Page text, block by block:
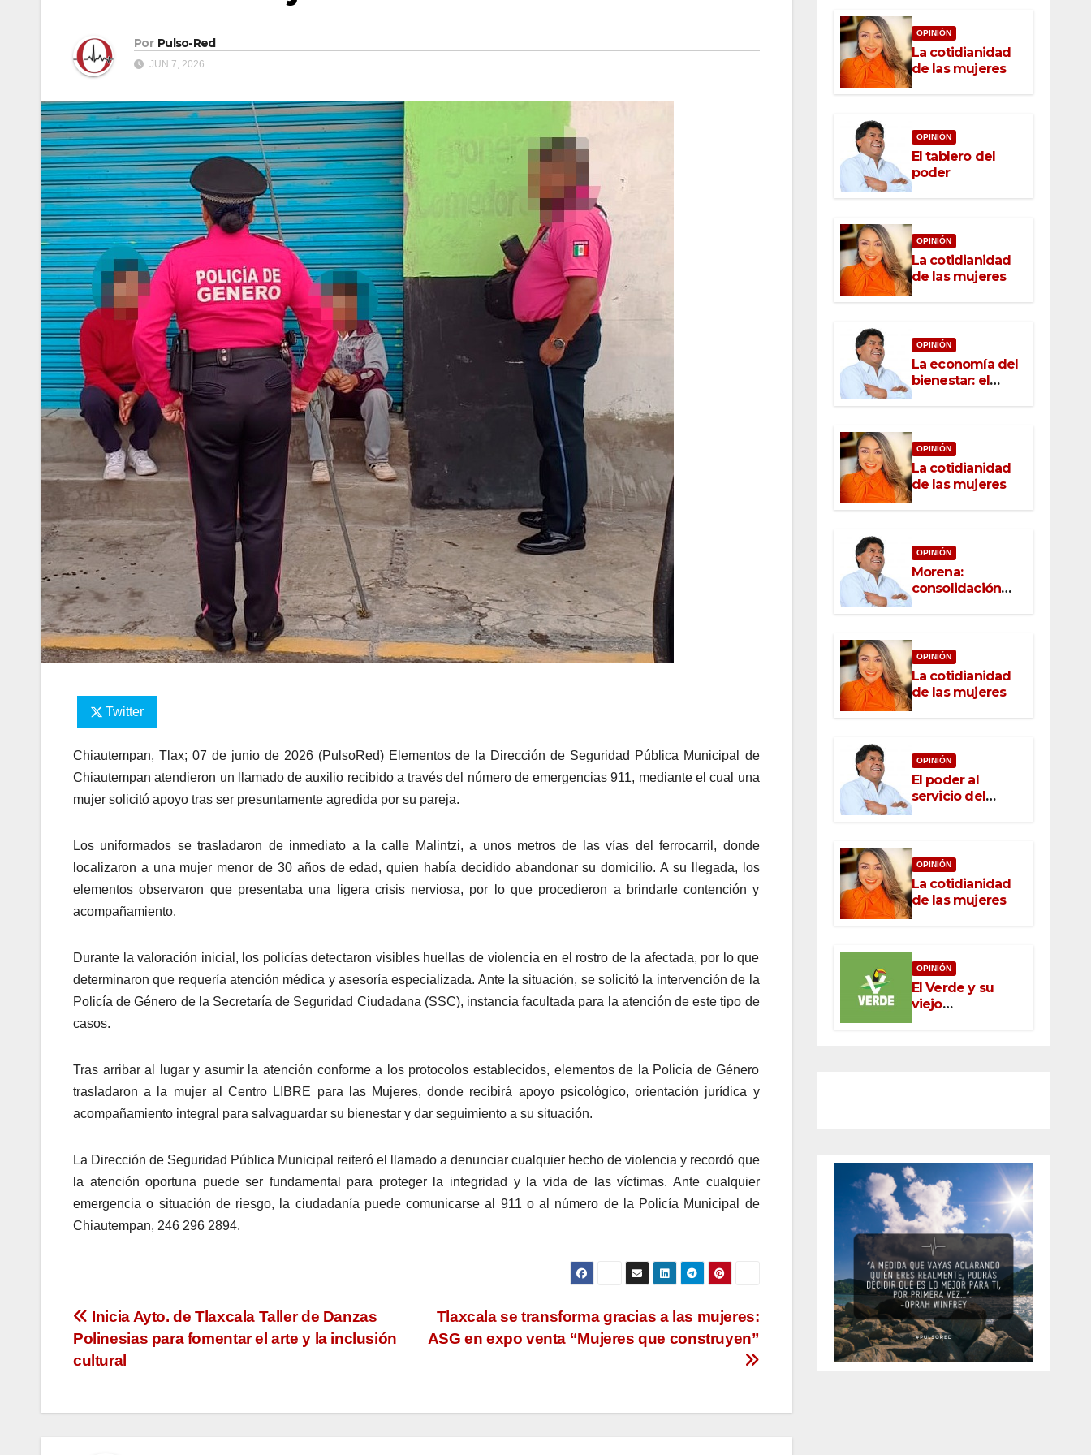
Por Pulso-Red
JUN 7, 2026
Twitter
Chiautempan, Tlax; 07 de junio de 2026 (PulsoRed) Elementos de la Dirección de Seguridad Pública Municipal de
Chiautempan atendieron un llamado de auxilio recibido a través del número de emergencias 911, mediante el cual una
mujer solicitó apoyo tras ser presuntamente agredida por su pareja.
Los uniformados se trasladaron de inmediato a la calle Malintzi, a unos metros de las vías del ferrocarril, donde
localizaron a una mujer menor de 30 años de edad, quien había decidido abandonar su domicilio. A su llegada, los
elementos observaron que presentaba una ligera crisis nerviosa, por lo que procedieron a brindarle contención y
acompañamiento.
Durante la valoración inicial, los policías detectaron visibles huellas de violencia en el rostro de la afectada, por lo que
determinaron que requería atención médica y asesoría especializada. Ante la situación, se solicitó la intervención de la
Policía de Género de la Secretaría de Seguridad Ciudadana (SSC), instancia facultada para la atención de este tipo de
casos.
Tras arribar al lugar y asumir la atención conforme a los protocolos establecidos, elementos de la Policía de Género
trasladaron a la mujer al Centro LIBRE para las Mujeres, donde recibirá apoyo psicológico, orientación jurídica y
acompañamiento integral para salvaguardar su bienestar y dar seguimiento a su situación.
La Dirección de Seguridad Pública Municipal reiteró el llamado a denunciar cualquier hecho de violencia y recordó que
la atención oportuna puede ser fundamental para proteger la integridad y la vida de las víctimas. Ante cualquier
emergencia o situación de riesgo, la ciudadanía puede comunicarse al 911 o al número de la Policía Municipal de
Chiautempan, 246 296 2894.
Navegación
de
Tlaxcala se transforma gracias a las mujeres:
ASG en expo venta “Mujeres que construyen”
Inicia Ayto. de Tlaxcala Taller de Danzas
Polinesias para fomentar el arte y la inclusión
cultural
OPINIÓN
La cotidianidad
de las mujeres
OPINIÓN
El tablero del
poder
OPINIÓN
La cotidianidad
de las mujeres
OPINIÓN
La economía del
bienestar: el
nuevo rostro del
OPINIÓN
La cotidianidad
de las mujeres
OPINIÓN
Morena:
consolidación
con raíz, rumbo
OPINIÓN
La cotidianidad
de las mujeres
OPINIÓN
El poder al
servicio del
pueblo: la nueva
México
OPINIÓN
La cotidianidad
de las mujeres
OPINIÓN
El Verde y su
viejo
oportunismo